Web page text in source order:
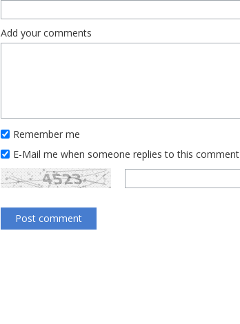
Add your comments
Remember me
E-Mail me when someone replies to this comment